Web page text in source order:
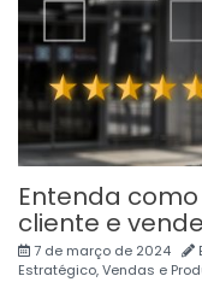
Entenda
cliente e
7 de março de 2024
Estratégico,Vendas e